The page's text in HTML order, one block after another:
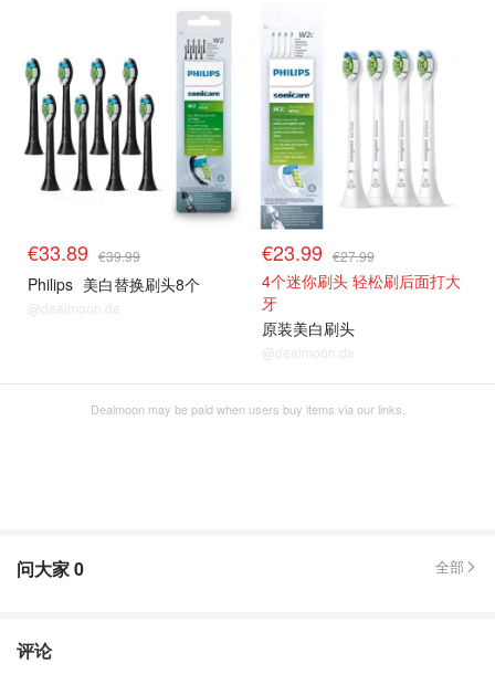
€33.89 €39.99
Philips 美白替换刷头8个
@dealmoon.de
€23.99 €27.99
4个迷你刷头 轻松刷后面打大
牙
原装美白刷头
@dealmoon.de
Dealmoon may be paid when users buy items via our links.
问大家0 全部
评论